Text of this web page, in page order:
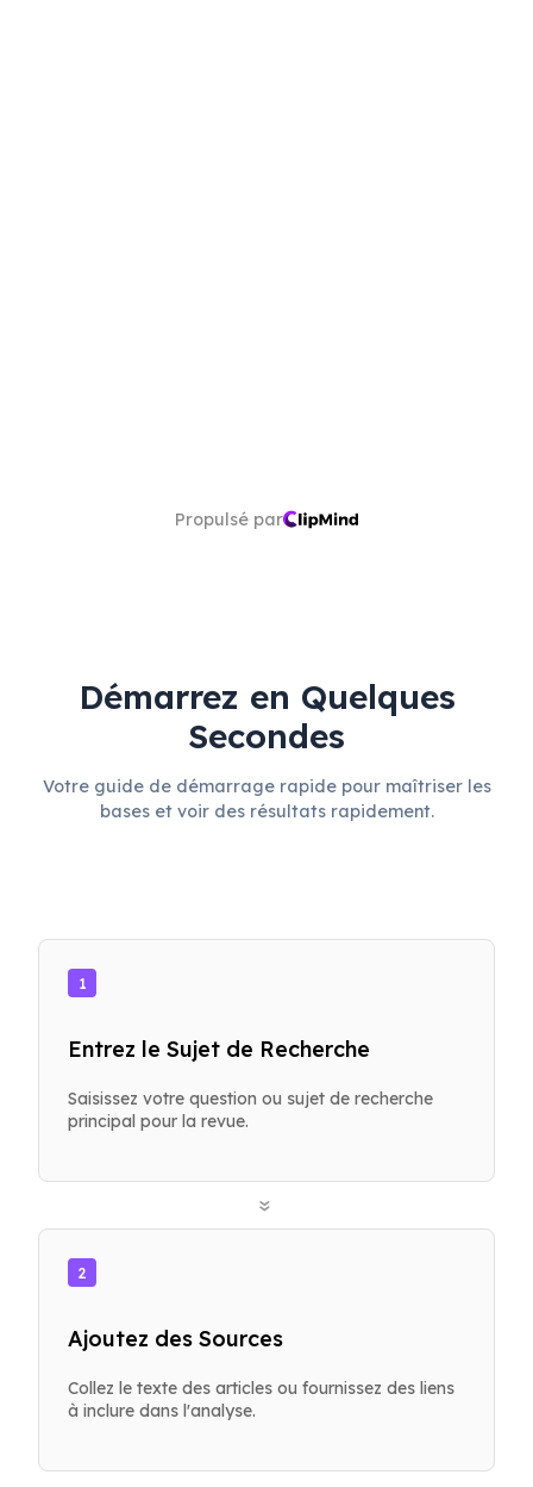
Propulsé par
Démarrez en Quelques
Secondes
Votre guide de démarrage rapide pour maîtriser les
bases et voir des résultats rapidement.
1
Entrez le Sujet de Recherche
Saisissez votre question ou sujet de recherche
principal pour la revue.
»
2
Ajoutez des Sources
Collez le texte des articles ou fournissez des liens
à inclure dans l'analyse.